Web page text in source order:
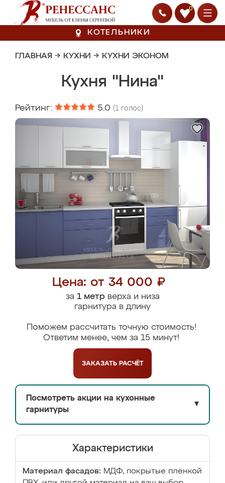
0
КОТЕЛЬНИКИ
ГЛАВНАЯ → КУХНИ → КУХНИ ЭКОНОМ
Кухня "Нина"
Рейтинг: 5.0 (1 голос)
Цена: от 34 000 ₽
за 1 метрверха и низа
гарнитура в длину
Поможем рассчитать точную стоимость!
Ответим менее, чем за 15 минут!
ЗАКАЗАТЬ РАСЧЁТ
Посмотреть акции на кухонные
гарнитуры
▼
Характеристики
Материал фасадов: МДФ, покрытые плёнкой